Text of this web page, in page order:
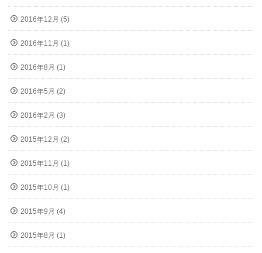
2016年12月 (5)
2016年11月 (1)
2016年8月 (1)
2016年5月 (2)
2016年2月 (3)
2015年12月 (2)
2015年11月 (1)
2015年10月 (1)
2015年9月 (4)
2015年8月 (1)